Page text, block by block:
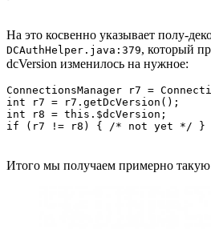
На это косвенно указывает полу-
DCAuthHelper.java:379, который
dcVersion изменилось на нужное:
ConnectionsManager r7 =
int r7 = r7.getDcVersion();
int r8 = this.$dcVersion;
Итого мы получаем примерно